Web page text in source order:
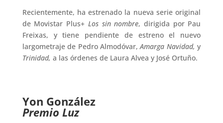
Recientemente, ha estrenado la nueva serie original
de Movistar Plus+ Los sin nombre, dirigida por Pau
Freixas, y tiene pendiente de estreno el nuevo
largometraje de Pedro Almodóvar,Amarga Navidad, y
Trinidad, a las órdenes de Laura Alvea y José Ortuño.
Yon González
Premio Luz